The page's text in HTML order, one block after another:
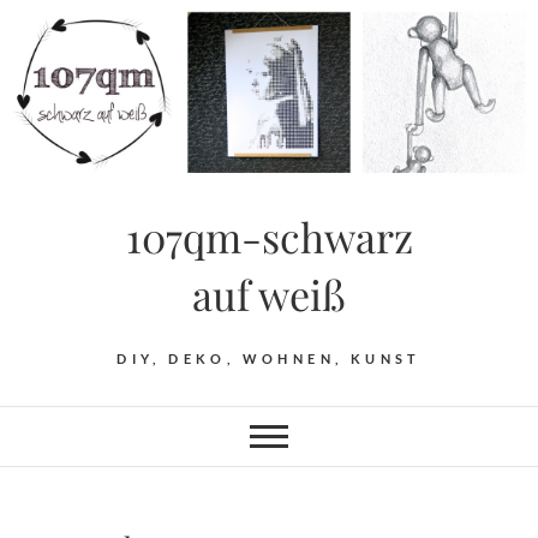
content
107qm-schwarz
auf weiß
DIY, DEKO, WOHNEN, KUNST